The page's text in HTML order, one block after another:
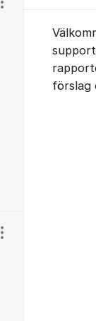
Visa/dölj
Visa/dölj
förslag